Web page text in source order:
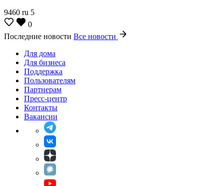
9460 ru 5
0
Последние новости Все новости
Для дома
Для бизнеса
Поддержка
Пользователям
Партнерам
Пресс-центр
Контакты
Вакансии